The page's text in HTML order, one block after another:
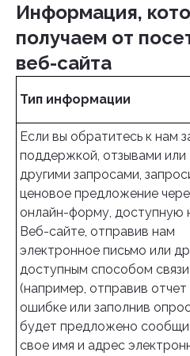
Информация,
получаем от
веб-сайта
Тип информации
Если вы обратитесь к нам
поддержкой, отзывами или
другими запросами,
ценовое предложение
онлайн-форму, доступную
Веб-сайте, отправив нам
электронное письмо или
доступным способом связи
(например, отправив отчет
ошибке или заполнив
будет предложено
свое имя и адрес